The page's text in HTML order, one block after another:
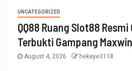
UNCATEGORIZED
QQ88 Ruang Slot88
Terbukti Gampang Maxwin
August 4, 2026 hekeye3118